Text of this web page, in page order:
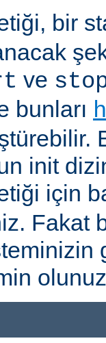
bir
ve
bunları
init
için
Fakat